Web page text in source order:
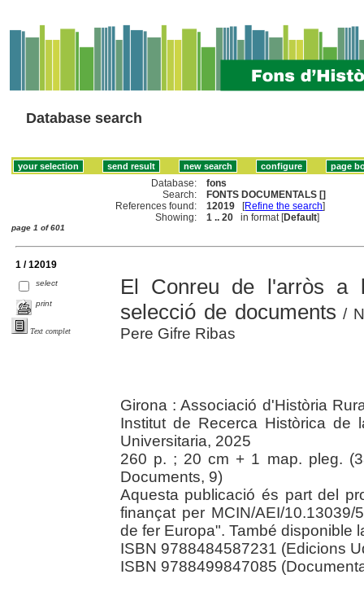
Database search
Database:
fons
Search:
FONTS DOCUMENTALS []
References found:
12019 [Refine the search]
Showing:
1 .. 20 in format [Default]
page 1 of 601
1 / 12019
select
print
Text complet
El Conreu de l'arròs a
selecció de documents /
Pere Gifre Ribas
Girona : Associació d'Història
Institut de Recerca Històrica de
Universitaria, 2025
260 p. ; 20 cm + 1 map. pleg.
Documents, 9)
Aquesta publicació és part del
finançat per MCIN/AEI/
de fer Europa". També disponible
ISBN 9788484587231 (Edicions
ISBN 9788499847085